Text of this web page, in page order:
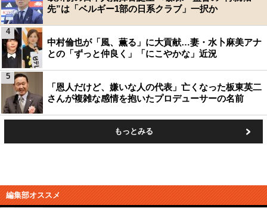
先”は「ベルギー1部の日系クラブ」一択か
中村倫也が「風、薫る」に大貢献…妻・水卜麻美アナ
との「ずっと仲良く」「にこやかな」近況
4
「恩人だけど、嫌いな人の代表」亡くなった板東英二
さんが複雑な感情を抱いたプロデューサーの名前
5
もっとみる
編集部オススメ